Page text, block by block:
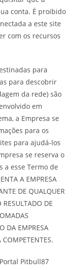
conta. É proibido
a este site
com os recursos
para
para descobrir
da rede) são
em
a Empresa se
para os
para ajudá-los
se reserva o
a esse Termo de
A EMPRESA
DE QUALQUER
DE
DA EMPRESA
Pitbull87